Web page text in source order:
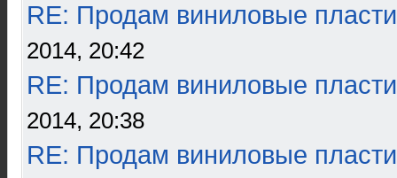
RE: Продам виниловые
2014, 20:42
RE: Продам виниловые
2014, 20:38
RE: Продам виниловые